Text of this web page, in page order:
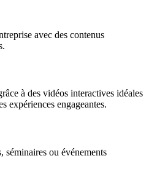
avec des contenus
à des vidéos interactives idéales
expériences engageantes.
séminaires ou événements